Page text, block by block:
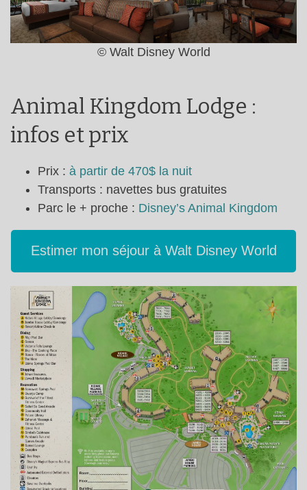
© Walt Disney World
Animal Kingdom Lodge :
infos et prix
Prix : à partir de 470$ la nuit
Transports : navettes bus gratuites
Parc le + proche : Disney’s Animal Kingdom
Estimer mon séjour à Walt Disney World